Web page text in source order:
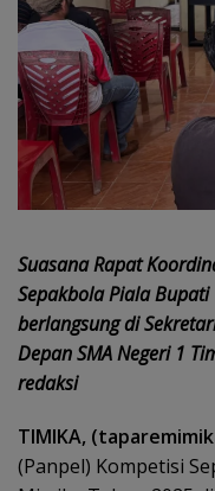
Suasana Rapat
Sepakbola Piala Bupati
berlangsung di
Depan SMA Negeri 1
redaksi
TIMIKA,
(Panpel) Kompetisi